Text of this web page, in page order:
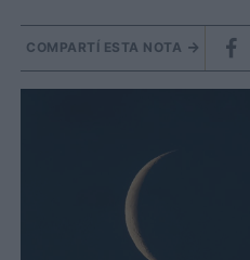
COMPARTÍ ESTA NOTA